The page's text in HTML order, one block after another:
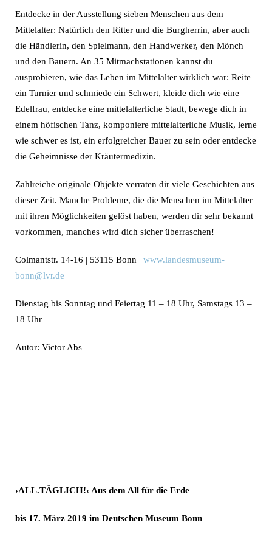
Entdecke in der Ausstellung sieben Menschen aus dem
Mittelalter: Natürlich den Ritter und die Burgherrin, aber auch
die Händlerin, den Spielmann, den Handwerker, den Mönch
und den Bauern. An 35 Mitmachstationen kannst du
ausprobieren, wie das Leben im Mittelalter wirklich war: Reite
ein Turnier und schmiede ein Schwert, kleide dich wie eine
Edelfrau, entdecke eine mittelalterliche Stadt, bewege dich in
einem höfischen Tanz, komponiere mittelalterliche Musik, lerne
wie schwer es ist, ein erfolgreicher Bauer zu sein oder entdecke
die Geheimnisse der Kräutermedizin.
Zahlreiche originale Objekte verraten dir viele Geschichten aus
dieser Zeit. Manche Probleme, die die Menschen im Mittelalter
mit ihren Möglichkeiten gelöst haben, werden dir sehr bekannt
vorkommen, manches wird dich sicher überraschen!
Colmantstr. 14-16 | 53115 Bonn | www.landesmuseum-
bonn@lvr.de
Dienstag bis Sonntag und Feiertag 11 – 18 Uhr, Samstags 13 –
18 Uhr
Autor: Victor Abs
›ALL.TÄGLICH!‹ Aus dem All für die Erde
bis 17. März 2019 im Deutschen Museum Bonn